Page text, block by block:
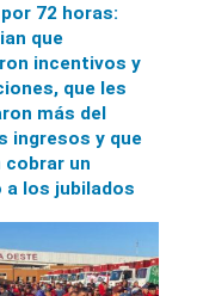
72 horas:
que
incentivos y
que les
más del
ingresos y que
cobrar un
a los jubilados